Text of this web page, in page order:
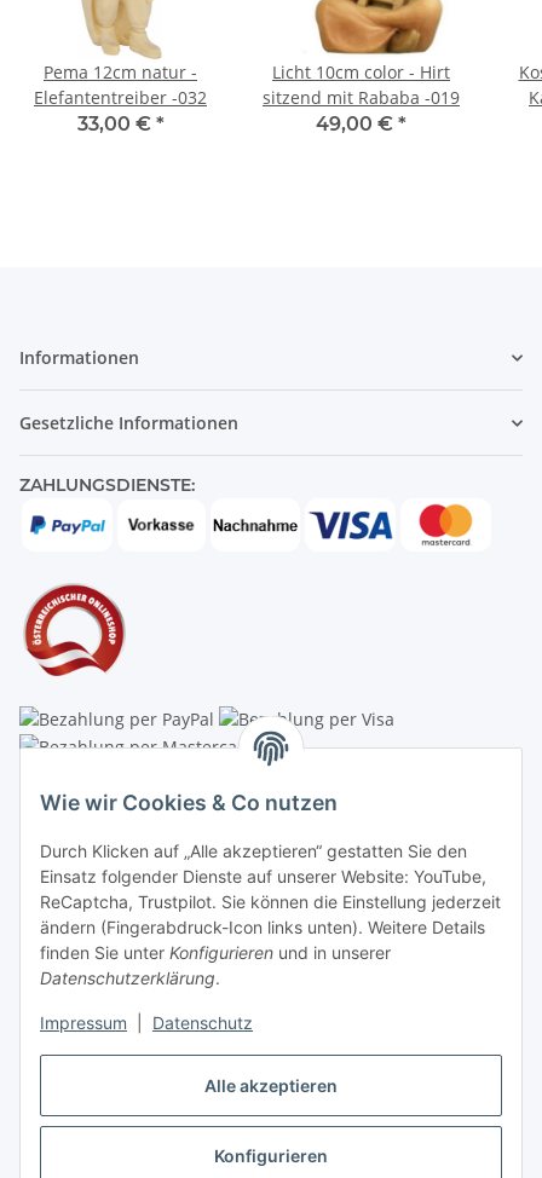
Alle akzeptieren
Konfigurieren
Wie wir Cookies & Co nutzen
Durch Klicken auf „Alle akzeptieren“ gestatten Sie den
Einsatz folgender Dienste auf unserer Website: YouTube,
ReCaptcha, Trustpilot. Sie können die Einstellung jederzeit
ändern (Fingerabdruck-Icon links unten). Weitere Details
finden Sie unter Konfigurieren und in unserer
Datenschutzerklärung.
Impressum Datenschutz
Pema 12cm natur -
Elefantentreiber -032
33,00 € *
Licht 10cm color - Hirt
sitzend mit Rababa -019
49,00 € *
Informationen
Gesetzliche Informationen
ZAHLUNGSDIENSTE:
Schauraum & Verkauf: Pfarrwald 46
Buchhaltung: Königleiten 11
A-3354 Wolfsbach
+43747782730
shop@krippen-shop.at
www.krippen-shop.at
Vertrag widerrufen